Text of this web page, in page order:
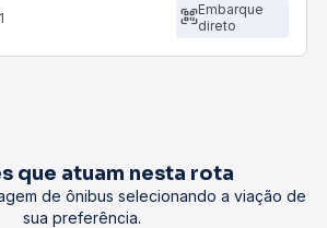
Embarque
direto
que atuam nesta rota
de ônibus selecionando a viação de
sua preferência.